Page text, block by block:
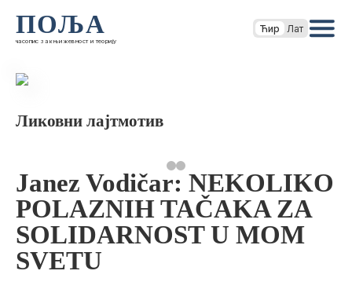
ПОЉА
часопис за књижевност и теорију
Ћир Лат
Ликовни лајтмотив
Janez Vodičar: NEKOLIKO
POLAZNIH TAČAKA ZA
SOLIDARNOST U MOM
SVETU